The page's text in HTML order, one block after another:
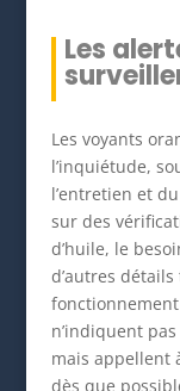
Les
Les voyants
l’inquiétude,
l’entretien et
sur des
d’huile, le
d’autres
n’indiquent
mais appellent
dès que